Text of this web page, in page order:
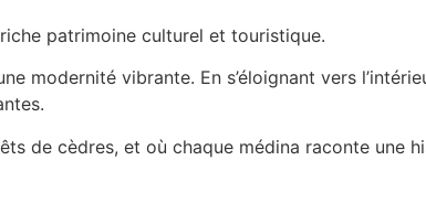
patrimoine culturel et touristique.
modernité vibrante. En s’éloignant vers
de cèdres, et où chaque médina raconte une